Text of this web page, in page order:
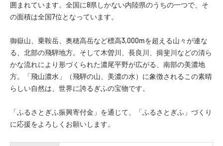
囲まれています。全国に8県しかない内陸県のうちの一つで、そ
の面積は全国7位となっています。
御嶽山、乗鞍岳、奥穂高岳など標高3,000mを超える山々が連な
る、北部の飛騨地方。そして木曽川、長良川、揖斐川などの清ら
かな流れにより形づくられた濃尾平野が広がる、南部の美濃地
方。「飛山濃水」（飛騨の山、美濃の水）に象徴されるこの素晴
らしい自然は、世界に誇るぎふの宝物です。
「ふるさとぎふ振興寄付金」を通じて、「ふるさとぎふ」づくり
に応援をよろしくお願いします。